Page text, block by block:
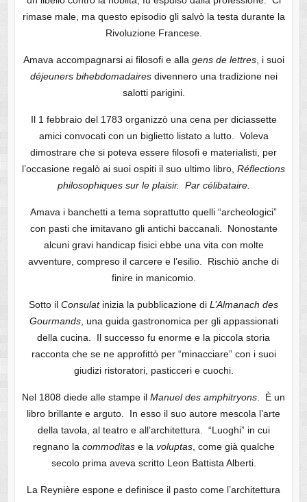
rimase male, ma questo episodio gli salvò la testa durante la
Rivoluzione Francese.
Amava accompagnarsi ai filosofi e alla gens de lettres, i suoi
déjeuners bihebdomadairesdivennero una tradizione nei
salotti parigini.
Il 1 febbraio del 1783 organizzò una cena per diciassette
amici convocati con un biglietto listato a lutto. Voleva
dimostrare che si poteva essere filosofi e materialisti, per
l’occasione regalò ai suoi ospiti il suo ultimo libro, Réflections
philosophiques sur le plaisir. Par célibataire.
Amava i banchetti a tema soprattutto quelli “archeologici”
con pasti che imitavano gli antichi baccanali. Nonostante
alcuni gravi handicap fisici ebbe una vita con molte
avventure, compreso il carcere e l’esilio. Rischiò anche di
finire in manicomio.
Sotto il Consulatinizia la pubblicazione di L’Almanach des
Gourmands, una guida gastronomica per gli appassionati
della cucina. Il successo fu enorme e la piccola storia
racconta che se ne approfittò per “minacciare” con i suoi
giudizi ristoratori, pasticceri e cuochi.
Nel 1808 diede alle stampe il Manuel des amphitryons . È un
libro brillante e arguto. In esso il suo autore mescola l’arte
della tavola, al teatro e all’architettura. “Luoghi” in cui
regnano la commoditase la voluptas, come già qualche
secolo prima aveva scritto Leon Battista Alberti.
La Reynière espone e definisce il pasto come l’architettura